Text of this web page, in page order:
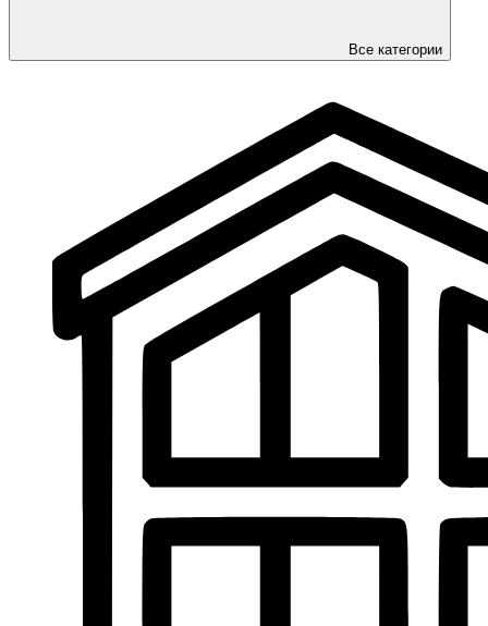
Все категории